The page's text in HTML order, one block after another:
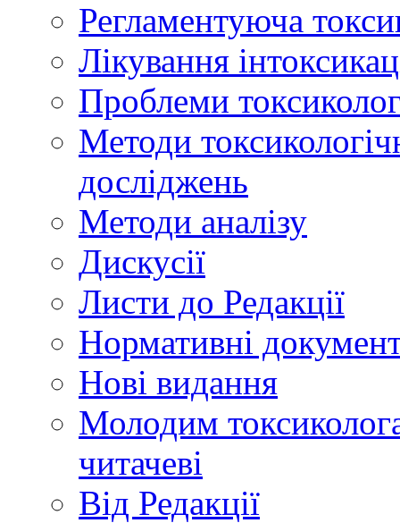
Регламентуюча
Лікування
Проблеми
Методи
досліджень
Методи аналізу
Дискусії
Листи до Редакції
Нормативні
Нові видання
Молодим
читачеві
Від Редакції